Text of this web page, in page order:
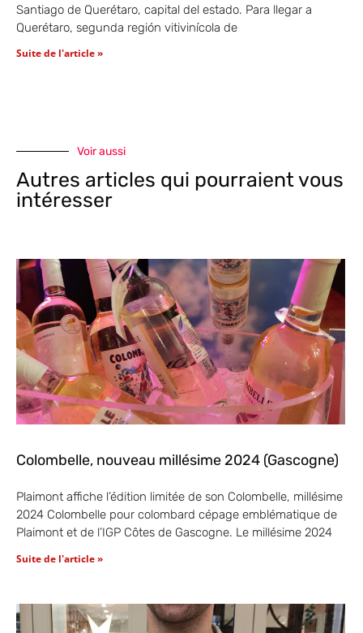
Santiago de Querétaro, capital del estado. Para llegar a
Querétaro, segunda región vitivinícola de
Suite de l'article »
Voir aussi
Autres articles qui pourraient vous
intéresser
Colombelle, nouveau millésime 2024 (Gascogne)
Plaimont affiche l’édition limitée de son Colombelle, millésime
2024 Colombelle pour colombard cépage emblématique de
Plaimont et de l’IGP Côtes de Gascogne. Le millésime 2024
Suite de l'article »